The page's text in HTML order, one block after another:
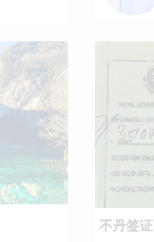
不丹签证